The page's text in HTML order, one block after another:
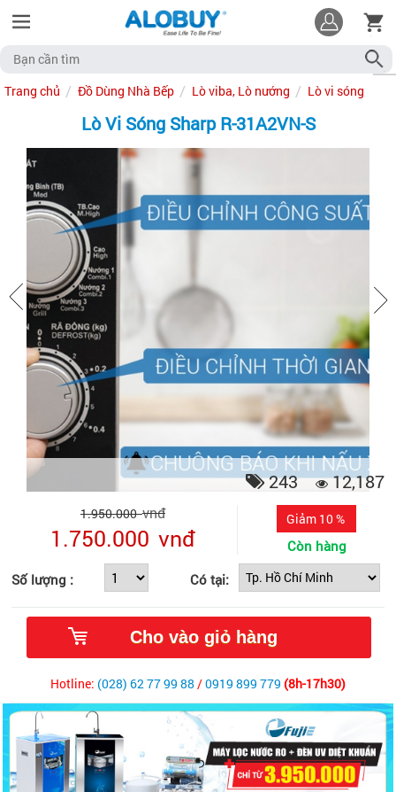
Trang chủ Đồ Dùng Nhà Bếp Lò viba, Lò nướng Lò vi sóng
Lò Vi Sóng Sharp R-31A2VN-S
243 12,187
1.950.000vnđ
1.750.000 vnđ
Giảm 10 %
Còn hàng
Số lượng :
Có tại:
Hotline: (028) 62 77 99 88 /0919 899 779 (8h-17h30)